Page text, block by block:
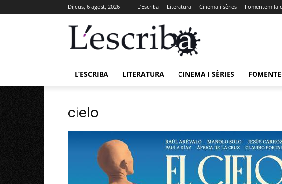
Dijous, 6 agost, 2026 L’Escriba Literatura Cinema i sèries Fomentem la
L’ESCRIBA LITERATURA CINEMA I SÈRIES
cielo